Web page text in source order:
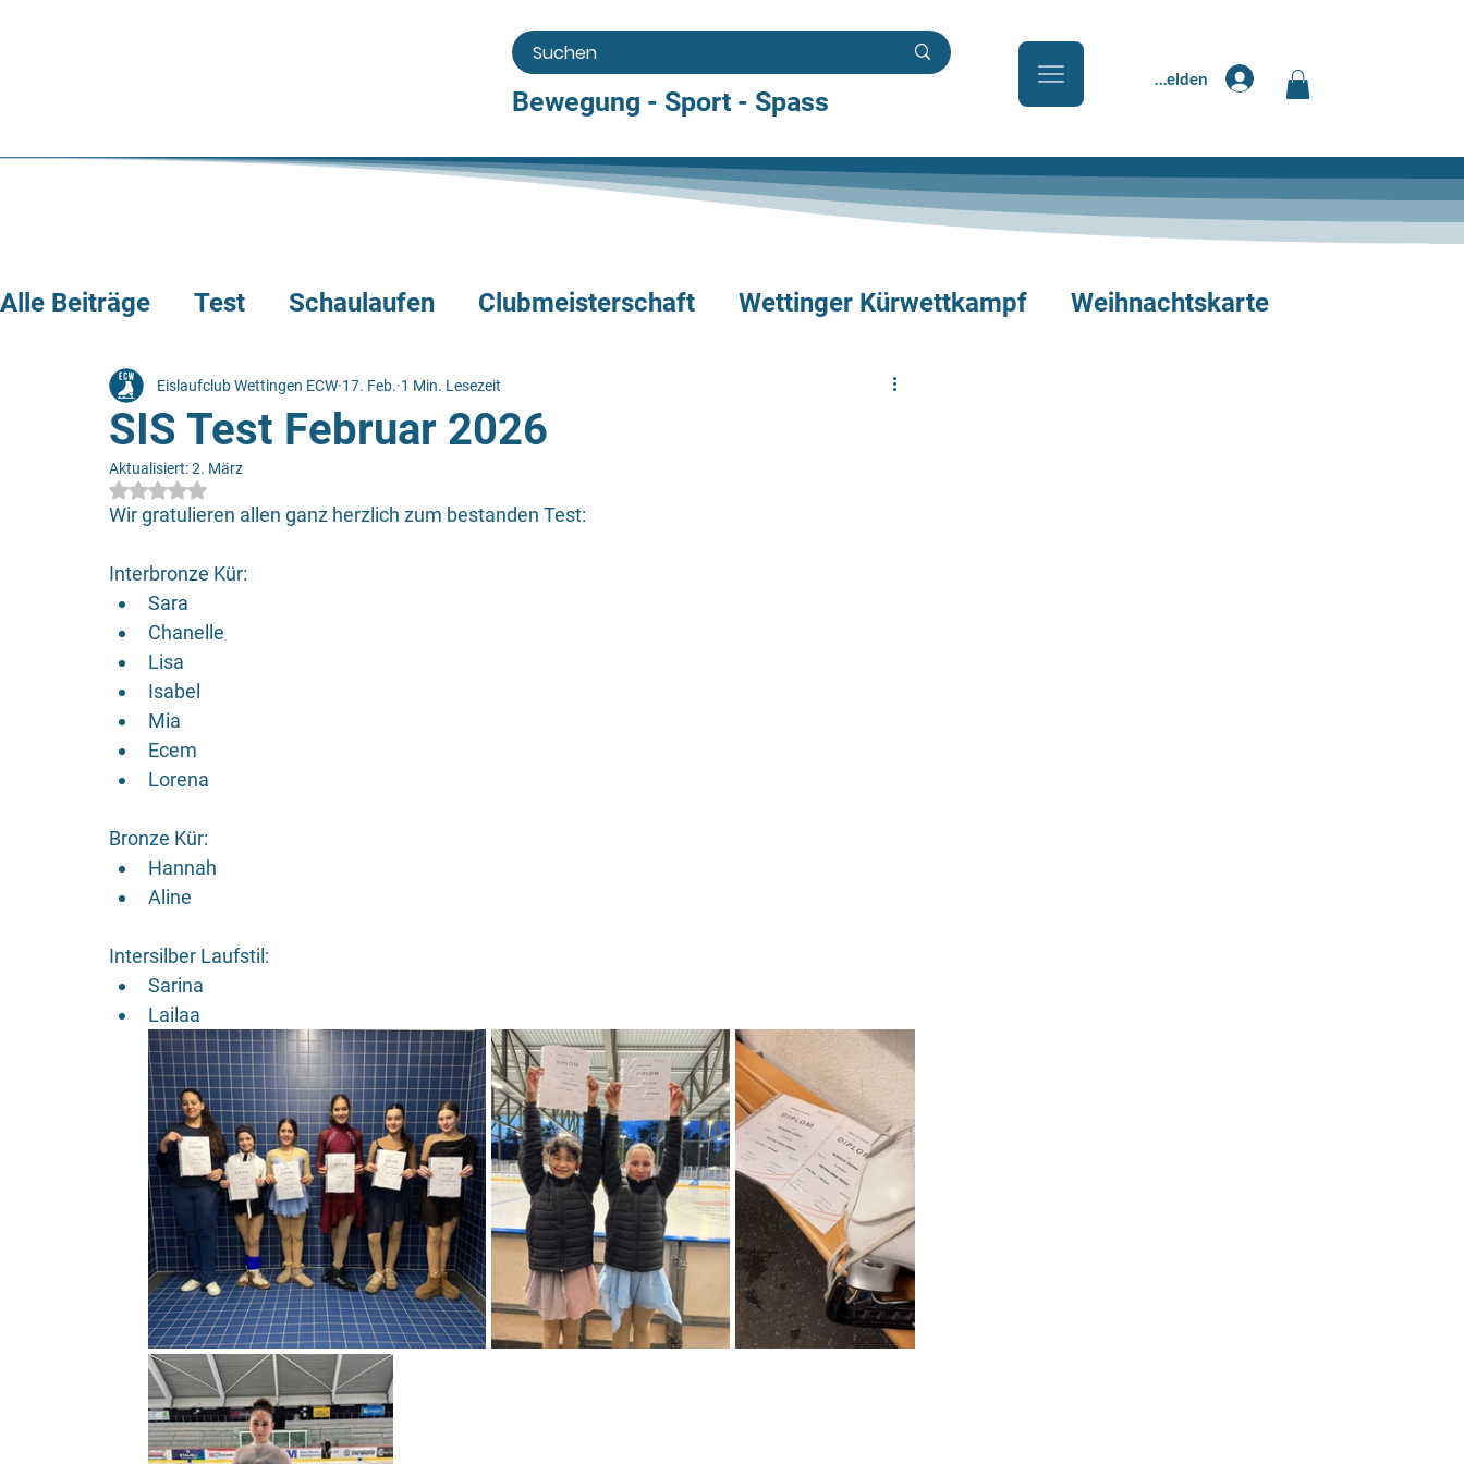
Bewegung - Sport - Spass
Anmelden
Alle Beiträge Test Schaulaufen Clubmeisterschaft Wettinger Kürwettkampf Weihnachtskarte
Presseberichte externe Wettkämpfe Kinderkurse
SIS Test Februar 2026
Eislaufclub Wettingen ECW 17. Feb. 1 Min. Lesezeit
Aktualisiert:2. März
Mit NaN von 5 Sternen bewertet.
Wir gratulieren allen ganz herzlich zum bestanden Test:
Interbronze Kür:
Sara
Chanelle
Lisa
Isabel
Mia
Ecem
Lorena
Bronze Kür:
Hannah
Aline
Intersilber Laufstil:
Sarina
Lailaa